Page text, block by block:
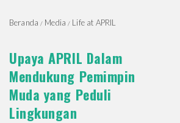
Beranda Media Life at APRIL
Upaya APRIL Dalam
Mendukung Pemimpin
Muda yang Peduli
Lingkungan